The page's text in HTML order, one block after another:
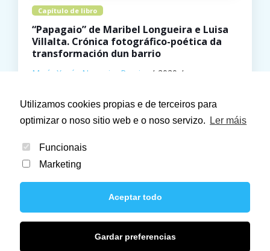
Capítulo de libro
“Papagaio” de Maribel Longueira e Luisa
Villalta. Crónica fotográfico-poética da
transformación dun barrio
María Xesús Nogueira Pereira
2020
Política de privacidade Política de cookies
Utilizamos cookies propias e de terceiros para
optimizar o noso sitio web e o noso servizo.
Ler máis
Funcionais
Marketing
Aceptar todo
Gardar preferencias